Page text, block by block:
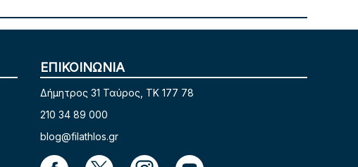
ΕΠΙΚΟΙΝΩΝΙΑ
Δήμητρος 31 Ταύρος, TK 177 78
210 34 89 000
blog@filathlos.gr